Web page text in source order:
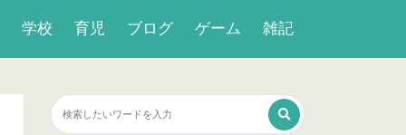
学校 育児 ブログ ゲーム 雑記